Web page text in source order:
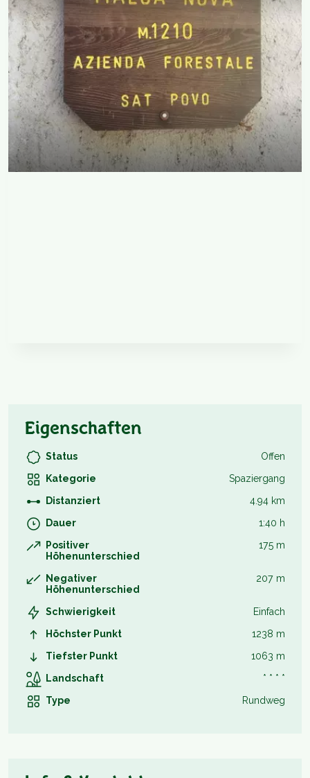
Eigenschaften
Status
Offen
Kategorie
Spaziergang
Distanziert
4.94 km
Dauer
1:40 h
Positiver
Höhenunterschied
175 m
Negativer
Höhenunterschied
207 m
Schwierigkeit
Einfach
Höchster Punkt
1238 m
Tiefster Punkt
1063 m
Landschaft
* * * *
Type
Rundweg